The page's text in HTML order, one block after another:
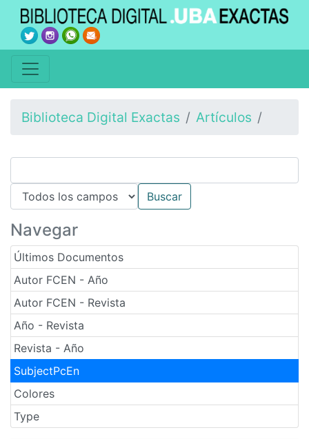
Biblioteca Digital Exactas Artículos
Navegar
Últimos Documentos
Autor FCEN - Año
Autor FCEN - Revista
Año - Revista
Revista - Año
SubjectPcEn
Colores
Type